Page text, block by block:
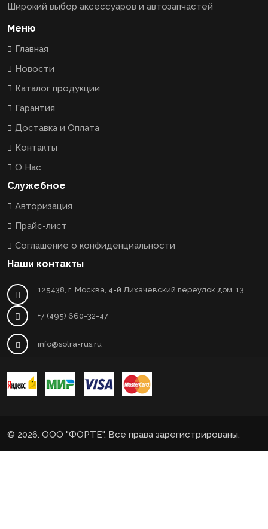
Широкий выбор аксессуаров и автозапчастей
Меню
Главная
Новости
Каталог продукции
Гарантия
Доставка и Оплата
Контакты
О Нас
Служебное
Авторизация
Прайс-лист
Соглашение о конфиденциальности
Наши контакты
125438, г. Москва, 4-й Лихачевский переулок дом. 13
+7 (495) 660-32-47
info@sotra-rus.ru
© 2026. ООО "ФОРТЕ". Все права зарегистрированы.